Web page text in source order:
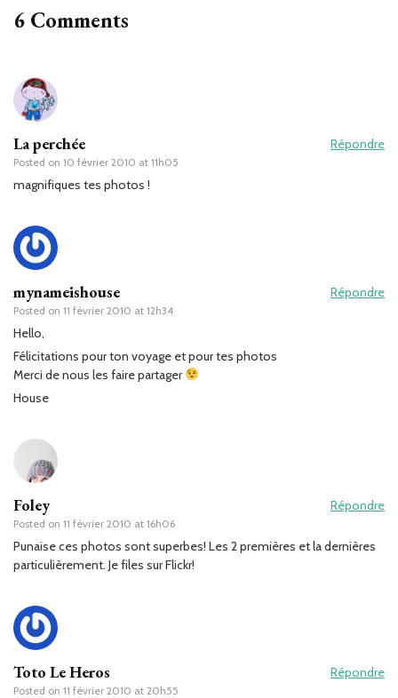
6 Comments
La perchée
Posted on 10 février 2010 at 11h05
Répondre
magnifiques tes photos !
mynameishouse
Posted on 11 février 2010 at 12h34
Répondre
Hello,
Félicitations pour ton voyage et pour tes photos
Merci de nous les faire partager
House
Foley
Posted on 11 février 2010 at 16h06
Répondre
Punaise ces photos sont superbes! Les 2 premières et la dernières
particulièrement. Je files sur Flickr!
Toto Le Heros
Posted on 11 février 2010 at 20h55
Répondre